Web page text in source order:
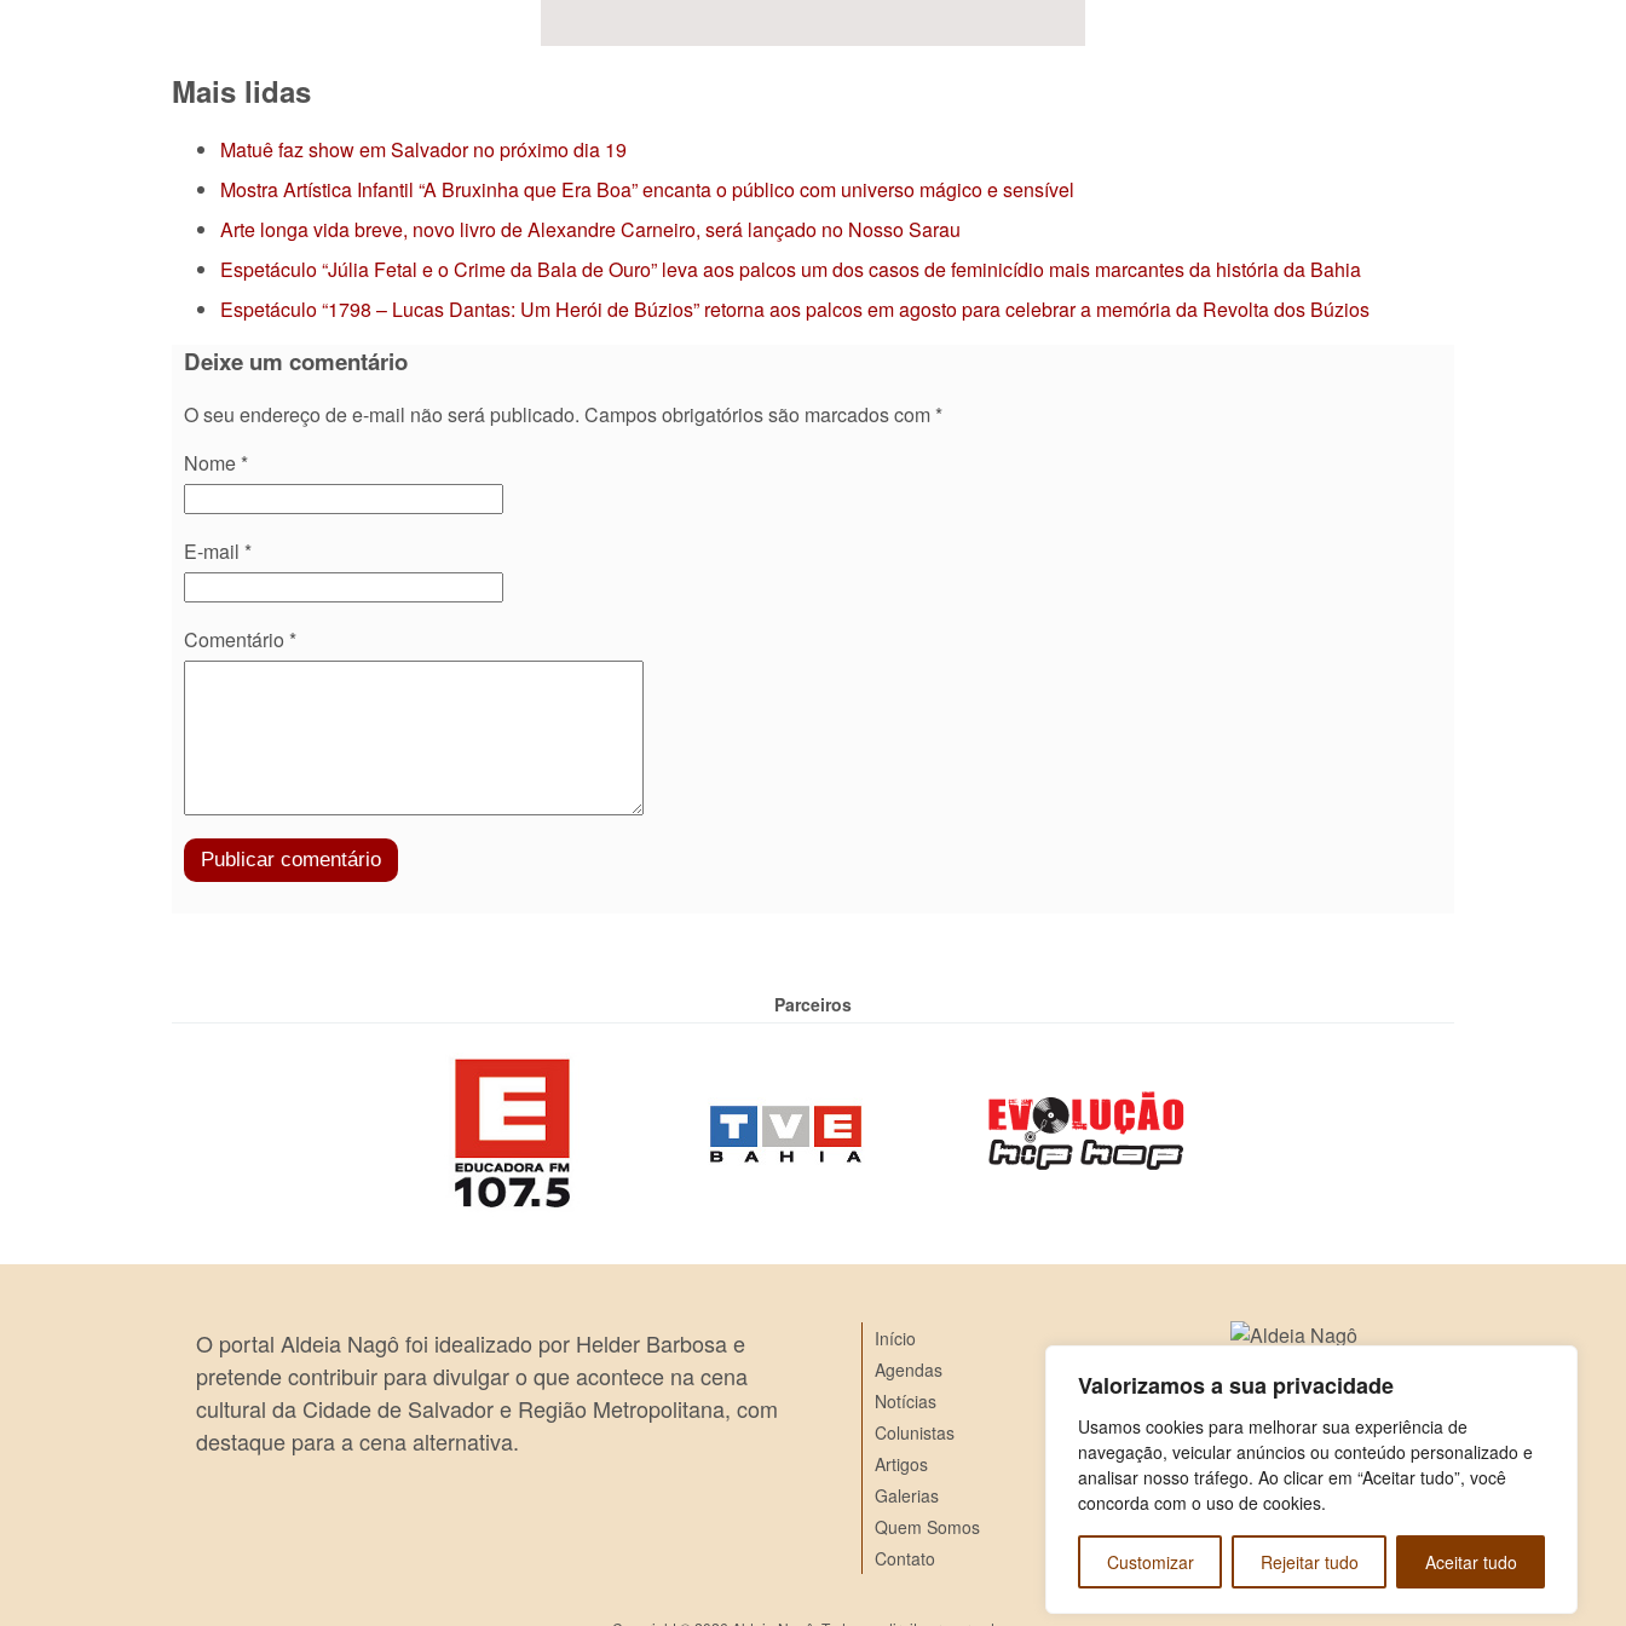
Valorizamos a sua privacidade
Usamos cookies para melhorar sua experiência de
navegação, veicular anúncios ou conteúdo personalizado e
analisar nosso tráfego. Ao clicar em “Aceitar tudo”, você
concorda com o uso de cookies.
Customizar Rejeitar tudo Aceitar tudo
Mais lidas
Matuê faz show em Salvador no próximo dia 19
Mostra Artística Infantil “A Bruxinha que Era Boa” encanta o público com universo mágico e sensível
Arte longa vida breve, novo livro de Alexandre Carneiro, será lançado no Nosso Sarau
Espetáculo “Júlia Fetal e o Crime da Bala de Ouro” leva aos palcos um dos casos de feminicídio mais marcantes da história da Bahia
Espetáculo “1798 – Lucas Dantas: Um Herói de Búzios” retorna aos palcos em agosto para celebrar a memória da Revolta dos Búzios
Deixe um comentário
O seu endereço de e-mail não será publicado. Campos obrigatórios são marcados com *
Nome *
E-mail *
Comentário *
Parceiros
O portal Aldeia Nagô foi idealizado por Helder Barbosa e
pretende contribuir para divulgar o que acontece na cena
cultural da Cidade de Salvador e Região Metropolitana, com
destaque para a cena alternativa.
Início
Agendas
Notícias
Colunistas
Artigos
Galerias
Quem Somos
Contato